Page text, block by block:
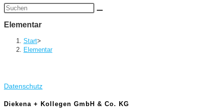
Diese
Elementar
Start>
Elementar
Datenschutz
Diekena + Kollegen GmbH & Co. KG